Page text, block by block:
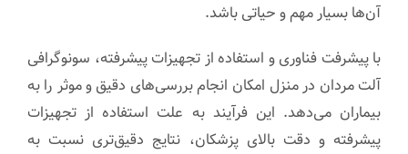
آن‌ها بسیار مهم و حیاتی باشد.
با پیشرفت فناوری و استفاده از تجهیزات پیشرفته، سونوگرافی
آلت مردان در منزل امکان انجام بررسی‌های دقیق و موثر را به
بیماران می‌دهد. این فرآیند به علت استفاده از تجهیزات
پیشرفته و دقت بالای پزشکان، نتایج دقیق‌تری نسبت به